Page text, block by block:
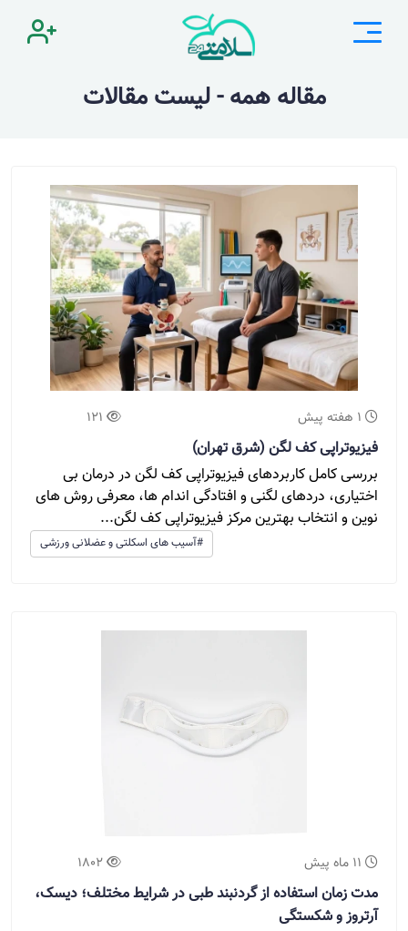
مقاله همه - لیست مقالات
1 هفته پیش 121
فیزیوتراپی کف لگن (شرق تهران)
بررسی کامل کاربردهای فیزیوتراپی کف لگن در درمان بی
اختیاری، دردهای لگنی و افتادگی اندام ها، معرفی روش های
نوین و انتخاب بهترین مرکز فیزیوتراپی کف لگن...
#آسیب های اسکلتی و عضلانی ورزشی
11 ماه پیش 1802
مدت زمان استفاده از گردنبند طبی در شرایط مختلف؛ دیسک،
آرتروز و شکستگی